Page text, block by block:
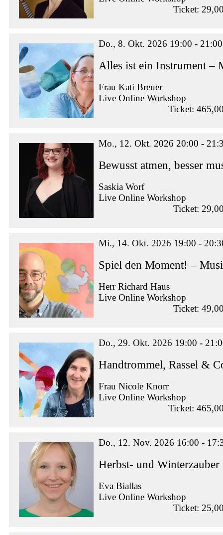
Ticket:
Do., 8. Okt. 2026 19:00 - 21:00
Alles ist ein Instrument –
Frau Kati Breuer
Live Online Workshop
Ticket:
Mo., 12. Okt. 2026 20:00 -
Bewusst atmen, besser
Saskia Worf
Live Online Workshop
Ticket:
Mi., 14. Okt. 2026 19:00 -
Spiel den Moment! –
Herr Richard Haus
Live Online Workshop
Ticket:
Do., 29. Okt. 2026 19:00 -
Handtrommel, Rassel &
Frau Nicole Knorr
Live Online Workshop
Ticket:
Do., 12. Nov. 2026 16:00 -
Herbst- und
Eva Biallas
Live Online Workshop
Ticket: